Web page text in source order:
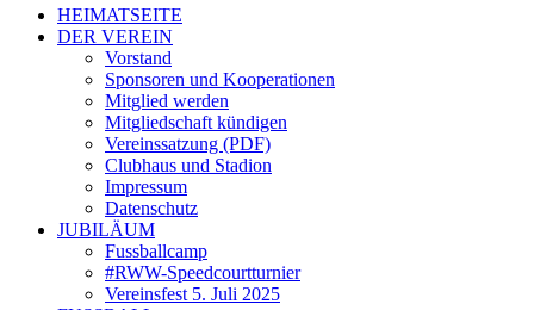
HEIMATSEITE
DER VEREIN
Vorstand
Sponsoren und Kooperationen
Mitglied werden
Mitgliedschaft kündigen
Vereinssatzung (PDF)
Clubhaus und Stadion
Impressum
Datenschutz
JUBILÄUM
Fussballcamp
#RWW-Speedcourtturnier
Vereinsfest 5. Juli 2025